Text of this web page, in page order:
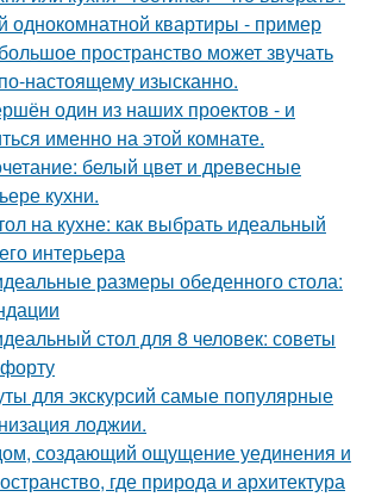
однокомнатной квартиры - пример
пространство может звучать
настоящему изысканно.
один из наших проектов - и
именно на этой комнате.
белый цвет и древесные
кухни.
на кухне: как выбрать идеальный
интерьера
размеры обеденного стола:
стол для 8 человек: советы
для экскурсий самые популярные
лоджии.
создающий ощущение уединения и
где природа и архитектура